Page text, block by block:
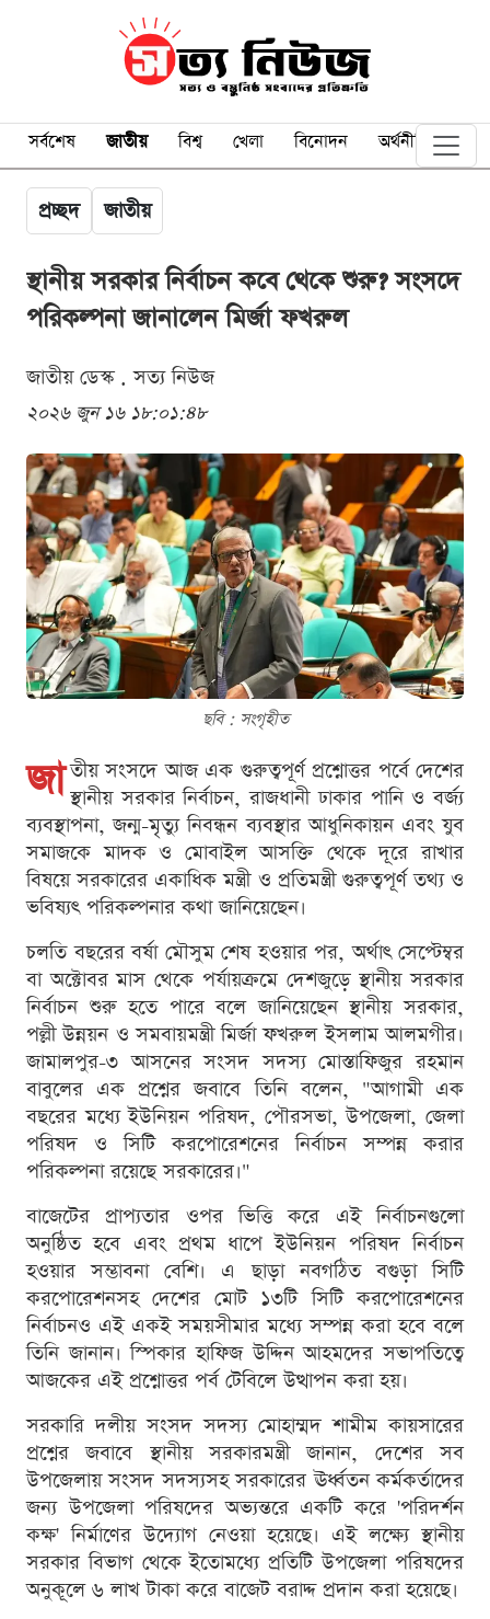
সর্বশেষ জাতীয় বিশ্ব খেলা বিনোদন অর্থনীতি
প্রচ্ছদ জাতীয়
স্থানীয় সরকার নির্বাচন কবে থেকে শুরু? সংসদে
পরিকল্পনা জানালেন মির্জা ফখরুল
জাতীয় ডেস্ক . সত্য নিউজ
২০২৬ জুন ১৬ ১৮:০১:৪৮
ছবি : সংগৃহীত
জা তীয় সংসদে আজ এক গুরুত্বপূর্ণ প্রশ্নোত্তর পর্বে দেশের
স্থানীয় সরকার নির্বাচন, রাজধানী ঢাকার পানি ও বর্জ্য
ব্যবস্থাপনা, জন্ম-মৃত্যু নিবন্ধন ব্যবস্থার আধুনিকায়ন এবং যুব
সমাজকে মাদক ও মোবাইল আসক্তি থেকে দূরে রাখার
বিষয়ে সরকারের একাধিক মন্ত্রী ও প্রতিমন্ত্রী গুরুত্বপূর্ণ তথ্য ও
ভবিষ্যৎ পরিকল্পনার কথা জানিয়েছেন।
চলতি বছরের বর্ষা মৌসুম শেষ হওয়ার পর, অর্থাৎ সেপ্টেম্বর
বা অক্টোবর মাস থেকে পর্যায়ক্রমে দেশজুড়ে স্থানীয় সরকার
নির্বাচন শুরু হতে পারে বলে জানিয়েছেন স্থানীয় সরকার,
পল্লী উন্নয়ন ও সমবায়মন্ত্রী মির্জা ফখরুল ইসলাম আলমগীর।
জামালপুর-৩ আসনের সংসদ সদস্য মোস্তাফিজুর রহমান
বাবুলের এক প্রশ্নের জবাবে তিনি বলেন, "আগামী এক
বছরের মধ্যে ইউনিয়ন পরিষদ, পৌরসভা, উপজেলা, জেলা
পরিষদ ও সিটি করপোরেশনের নির্বাচন সম্পন্ন করার
পরিকল্পনা রয়েছে সরকারের।"
বাজেটের প্রাপ্যতার ওপর ভিত্তি করে এই নির্বাচনগুলো
অনুষ্ঠিত হবে এবং প্রথম ধাপে ইউনিয়ন পরিষদ নির্বাচন
হওয়ার সম্ভাবনা বেশি। এ ছাড়া নবগঠিত বগুড়া সিটি
করপোরেশনসহ দেশের মোট ১৩টি সিটি করপোরেশনের
নির্বাচনও এই একই সময়সীমার মধ্যে সম্পন্ন করা হবে বলে
তিনি জানান। স্পিকার হাফিজ উদ্দিন আহমদের সভাপতিত্বে
আজকের এই প্রশ্নোত্তর পর্ব টেবিলে উত্থাপন করা হয়।
সরকারি দলীয় সংসদ সদস্য মোহাম্মদ শামীম কায়সারের
প্রশ্নের জবাবে স্থানীয় সরকারমন্ত্রী জানান, দেশের সব
উপজেলায় সংসদ সদস্যসহ সরকারের ঊর্ধ্বতন কর্মকর্তাদের
জন্য উপজেলা পরিষদের অভ্যন্তরে একটি করে 'পরিদর্শন
কক্ষ' নির্মাণের উদ্যোগ নেওয়া হয়েছে। এই লক্ষ্যে স্থানীয়
সরকার বিভাগ থেকে ইতোমধ্যে প্রতিটি উপজেলা পরিষদের
অনুকূলে ৬ লাখ টাকা করে বাজেট বরাদ্দ প্রদান করা হয়েছে।